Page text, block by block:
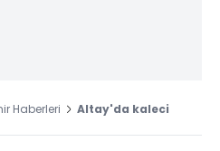
Haberleri
Altay'da kaleci